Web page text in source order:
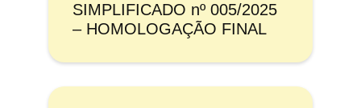
SIMPLIFICADO nº 005/2025
– HOMOLOGAÇÃO FINAL